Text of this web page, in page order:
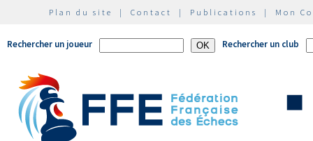
Plan du site | Contact | Publications | Mon
Rechercher un joueur Rechercher un club